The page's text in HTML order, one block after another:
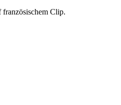
französischem Clip.